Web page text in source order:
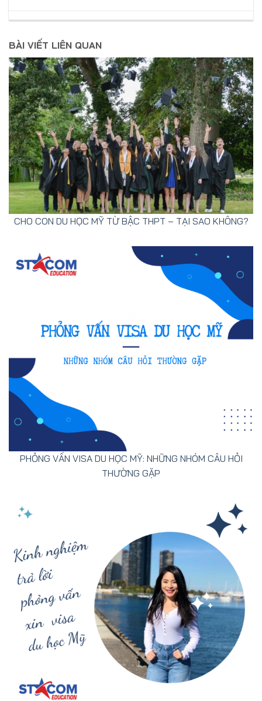
BÀI VIẾT LIÊN QUAN
CHO CON DU HỌC MỸ TỪ BẬC THPT – TẠI SAO KHÔNG?
PHỎNG VẤN VISA DU HỌC MỸ: NHỮNG NHÓM CÂU HỎI
THƯỜNG GẶP